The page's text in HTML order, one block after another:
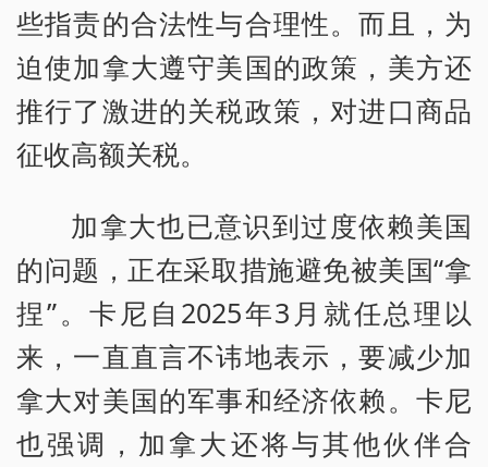
些指责的合法性与合理性。而且，为
迫使加拿大遵守美国的政策，美方还
推行了激进的关税政策，对进口商品
征收高额关税。
加拿大也已意识到过度依赖美国
的问题，正在采取措施避免被美国“拿
捏”。卡尼自2025年3月就任总理以
来，一直直言不讳地表示，要减少加
拿大对美国的军事和经济依赖。卡尼
也强调，加拿大还将与其他伙伴合